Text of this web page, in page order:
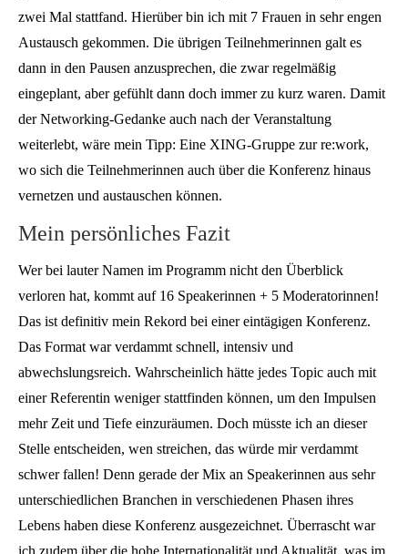
zwei Mal stattfand. Hierüber bin ich mit 7 Frauen in sehr engen
Austausch gekommen. Die übrigen Teilnehmerinnen galt es
dann in den Pausen anzusprechen, die zwar regelmäßig
eingeplant, aber gefühlt dann doch immer zu kurz waren. Damit
der Networking-Gedanke auch nach der Veranstaltung
weiterlebt, wäre mein Tipp: Eine XING-Gruppe zur re:work,
wo sich die Teilnehmerinnen auch über die Konferenz hinaus
vernetzen und austauschen können.
Mein persönliches Fazit
Wer bei lauter Namen im Programm nicht den Überblick
verloren hat, kommt auf 16 Speakerinnen + 5 Moderatorinnen!
Das ist definitiv mein Rekord bei einer eintägigen Konferenz.
Das Format war verdammt schnell, intensiv und
abwechslungsreich. Wahrscheinlich hätte jedes Topic auch mit
einer Referentin weniger stattfinden können, um den Impulsen
mehr Zeit und Tiefe einzuräumen. Doch müsste ich an dieser
Stelle entscheiden, wen streichen, das würde mir verdammt
schwer fallen! Denn gerade der Mix an Speakerinnen aus sehr
unterschiedlichen Branchen in verschiedenen Phasen ihres
Lebens haben diese Konferenz ausgezeichnet. Überrascht war
ich zudem über die hohe Internationalität und Aktualität, was im